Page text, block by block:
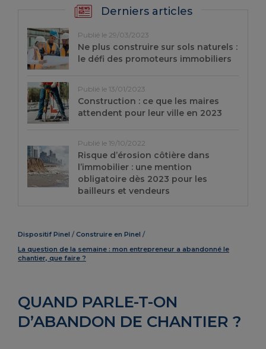
Dispositif Pinel
Construire en Pinel
La question de la semaine : mon entrepreneur a abandonné le
chantier, que faire ?
QUAND PARLE-T-ON
D’ABANDON DE CHANTIER ?
Derniers articles
Publié le 29/03/2023
Ne plus construire sur sols naturels :
le défi des promoteurs immobiliers
Publié le 13/01/2023
Construction : ce que les maires
attendent pour leur ville en 2023
Publié le 19/10/2022
Risque d’érosion côtière dans
l’immobilier : une mention
obligatoire dès 2023 pour les
bailleurs et vendeurs